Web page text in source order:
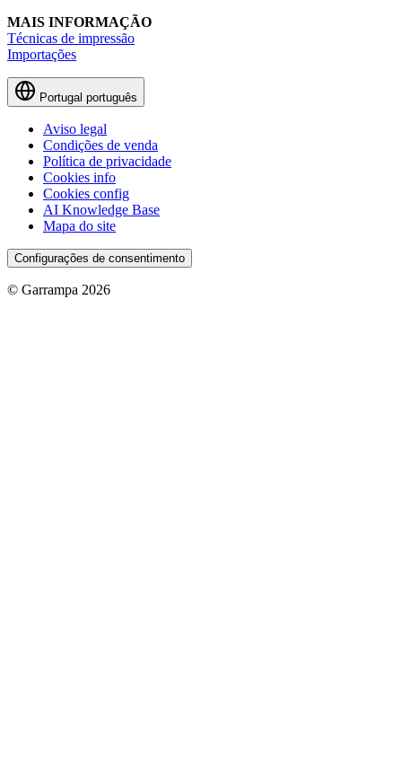
MAIS INFORMAÇÃO
Técnicas de impressão
Importações
Portugal português
Aviso legal
Condições de venda
Política de privacidade
Cookies info
Cookies config
AI Knowledge Base
Mapa do site
Configurações de consentimento
© Garrampa 2026